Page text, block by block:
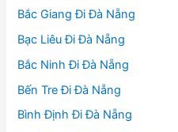
Bắc Giang Đi Đà Nẵng
Bạc Liêu Đi Đà Nẵng
Bắc Ninh Đi Đà Nẵng
Bến Tre Đi Đà Nẵng
Bình Định Đi Đà Nẵng